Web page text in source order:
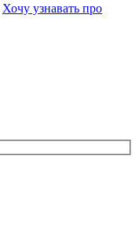
Хочу узнавать про